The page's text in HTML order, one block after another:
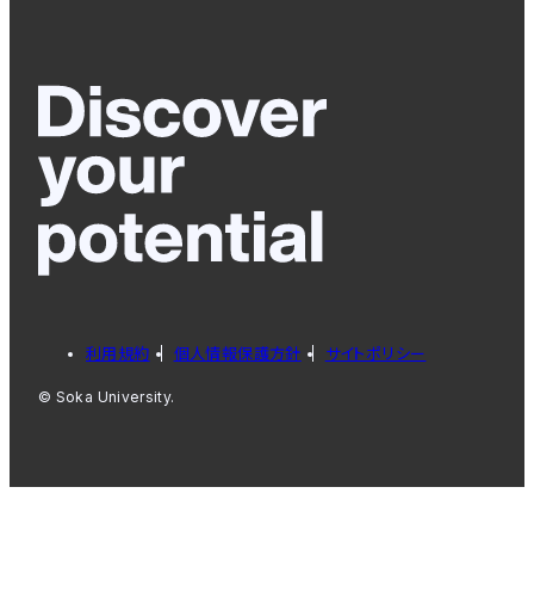
利用規約 個人情報保護方針 サイトポリシー
© Soka University.